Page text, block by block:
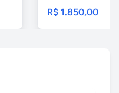
R$ 1.850,00